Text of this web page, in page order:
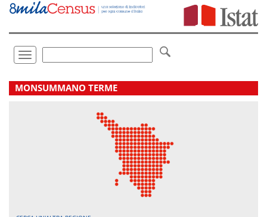
Vai
direttamente
Toggle
navigation
.
MONSUMMANO TERME